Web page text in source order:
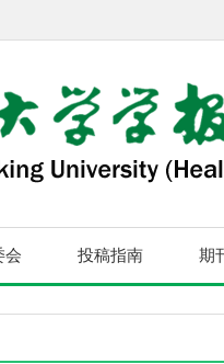
会 投稿指南 期